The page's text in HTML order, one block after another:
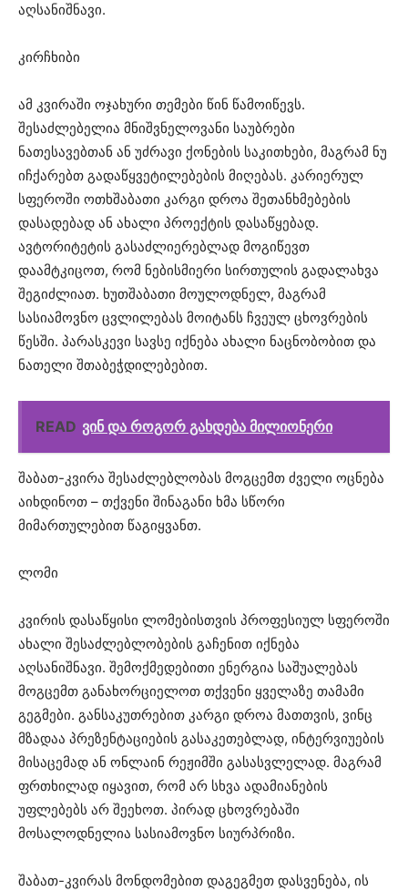
აღსანიშნავი.
კირჩხიბი
ამ კვირაში ოჯახური თემები წინ წამოიწევს.
შესაძლებელია მნიშვნელოვანი საუბრები
ნათესავებთან ან უძრავი ქონების საკითხები, მაგრამ ნუ
იჩქარებთ გადაწყვეტილებების მიღებას. კარიერულ
სფეროში ოთხშაბათი კარგი დროა შეთანხმებების
დასადებად ან ახალი პროექტის დასაწყებად.
ავტორიტეტის გასაძლიერებლად მოგიწევთ
დაამტკიცოთ, რომ ნებისმიერი სირთულის გადალახვა
შეგიძლიათ. ხუთშაბათი მოულოდნელ, მაგრამ
სასიამოვნო ცვლილებას მოიტანს ჩვეულ ცხოვრების
წესში. პარასკევი სავსე იქნება ახალი ნაცნობობით და
ნათელი შთაბეჭდილებებით.
READ ვინ და როგორ გახდება მილიონერი
შაბათ-კვირა შესაძლებლობას მოგცემთ ძველი ოცნება
აიხდინოთ – თქვენი შინაგანი ხმა სწორი
მიმართულებით წაგიყვანთ.
ლომი
კვირის დასაწყისი ლომებისთვის პროფესიულ სფეროში
ახალი შესაძლებლობების გაჩენით იქნება
აღსანიშნავი. შემოქმედებითი ენერგია საშუალებას
მოგცემთ განახორციელოთ თქვენი ყველაზე თამამი
გეგმები. განსაკუთრებით კარგი დროა მათთვის, ვინც
მზადაა პრეზენტაციების გასაკეთებლად, ინტერვიუების
მისაცემად ან ონლაინ რეჟიმში გასასვლელად. მაგრამ
ფრთხილად იყავით, რომ არ სხვა ადამიანების
უფლებებს არ შეეხოთ. პირად ცხოვრებაში
მოსალოდნელია სასიამოვნო სიურპრიზი.
შაბათ-კვირას მონდომებით დაგეგმეთ დასვენება, ის